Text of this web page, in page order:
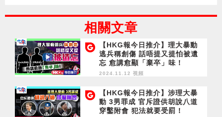
相關文章
【HKG報今日推介】理大暴動
逃兵稱創傷 話唔提又提怕被遺
忘 愈講愈顯「棄卒」味！
2024.11.12 視頻
【HKG報今日推介】涉理大暴
動 3男罪成 官斥證供胡說八道
穿鑿附會 犯法就要受罰！